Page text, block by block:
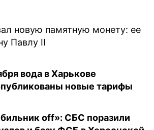
новую памятную монету: ее
Павлу II
вода в Харькове
новые тарифы
off»: СБС поразили